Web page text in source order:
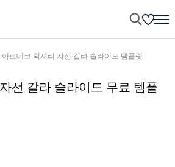
아르데코 럭셔리 자선 갈라 슬라이드 템플릿
선 갈라 슬라이드 무료 템플